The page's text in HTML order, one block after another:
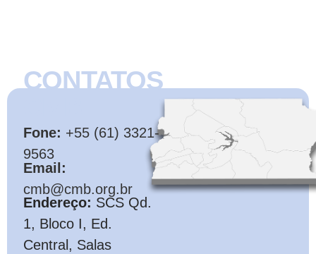
CONTATOS
Fone: +55 (61) 3321-
9563
Email:
cmb@cmb.org.br
Endereço: SCS Qd.
1, Bloco I, Ed.
Central, Salas